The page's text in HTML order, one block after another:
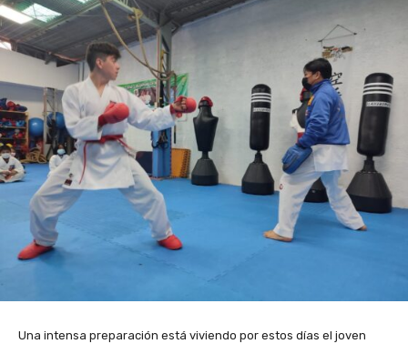
Una intensa preparación está viviendo por estos días el joven